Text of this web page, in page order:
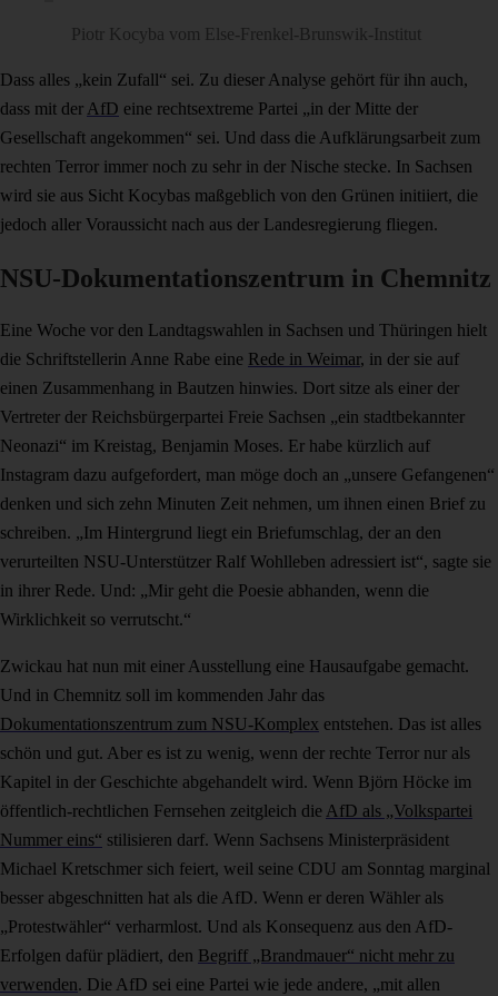
Piotr Kocyba vom Else-Frenkel-Brunswik-Institut
Dass alles „kein Zufall“ sei. Zu dieser Analyse gehört für ihn auch,
dass mit der AfD eine rechtsextreme Partei „in der Mitte der
Gesellschaft angekommen“ sei. Und dass die Aufklärungsarbeit zum
rechten Terror immer noch zu sehr in der Nische stecke. In Sachsen
wird sie aus Sicht Kocybas maßgeblich von den Grünen initiiert, die
jedoch aller Voraussicht nach aus der Landesregierung fliegen.
NSU-Dokumentationszentrum in Chemnitz
Eine Woche vor den Landtagswahlen in Sachsen und Thüringen hielt
die Schriftstellerin Anne Rabe eine Rede in Weimar, in der sie auf
einen Zusammenhang in Bautzen hinwies. Dort sitze als einer der
Vertreter der Reichsbürgerpartei Freie Sachsen „ein stadtbekannter
Neonazi“ im Kreistag, Benjamin Moses. Er habe kürzlich auf
Instagram dazu aufgefordert, man möge doch an „unsere Gefangenen“
denken und sich zehn Minuten Zeit nehmen, um ihnen einen Brief zu
schreiben. „Im Hintergrund liegt ein Briefumschlag, der an den
verurteilten NSU-Unterstützer Ralf Wohlleben adressiert ist“, sagte sie
in ihrer Rede. Und: „Mir geht die Poesie abhanden, wenn die
Wirklichkeit so verrutscht.“
Zwickau hat nun mit einer Ausstellung eine Hausaufgabe gemacht.
Und in Chemnitz soll im kommenden Jahr das
Dokumentationszentrum zum NSU-Komplex entstehen. Das ist alles
schön und gut. Aber es ist zu wenig, wenn der rechte Terror nur als
Kapitel in der Geschichte abgehandelt wird. Wenn Björn Höcke im
öffentlich-rechtlichen Fernsehen zeitgleich die AfD als „Volkspartei
Nummer eins“ stilisieren darf. Wenn Sachsens Ministerpräsident
Michael Kretschmer sich feiert, weil seine CDU am Sonntag marginal
besser abgeschnitten hat als die AfD. Wenn er deren Wähler als
„Protestwähler“ verharmlost. Und als Konsequenz aus den AfD-
Erfolgen dafür plädiert, den Begriff „Brandmauer“ nicht mehr zu
verwenden. Die AfD sei eine Partei wie jede andere, „mit allen